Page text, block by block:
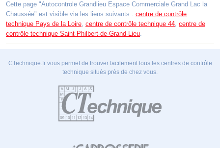
Cette page "Autocontrole Grandlieu Espace Commerciale Grand Lac la
Chaussée" est visible via les liens suivants : centre de contrôle
technique Pays de la Loire, centre de contrôle technique 44, centre de
contrôle technique Saint-Philbert-de-Grand-Lieu.
CTechnique.fr vous permet de trouver facilement tous les centres de contrôle
technique situés près de chez vous.